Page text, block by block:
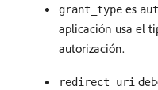
grant_type es
aplicación usa el
autorización.
redirect_uri